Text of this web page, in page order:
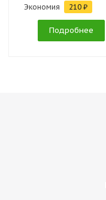
Экономия 210 ₽
Подробнее